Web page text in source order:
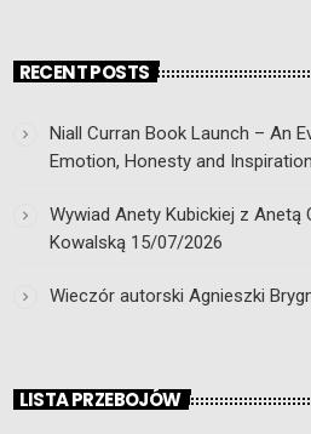
RECENT POSTS
Niall Curran Book Launch – An
Emotion, Honesty and Inspiration
Wywiad Anety Kubickiej z Anetą
Kowalską 15/07/2026
Wieczór autorski Agnieszki
LISTA PRZEBOJÓW